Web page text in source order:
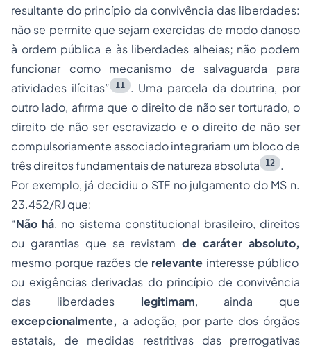
resultante do princípio da convivência das liberdades:
não se permite que sejam exercidas de modo danoso
à ordem pública e às liberdades alheias; não podem
funcionar como mecanismo de salvaguarda para
atividades ilícitas”
11
. Uma parcela da doutrina, por
outro lado, afirma que o direito de não ser torturado, o
direito de não ser escravizado e o direito de não ser
compulsoriamente associado integrariam um bloco de
três direitos fundamentais de natureza absoluta
12
.
Por exemplo, já decidiu o STF no julgamento do MS n.
23.452/RJ que:
“Não há, no sistema constitucional brasileiro, direitos
ou garantias que se revistamde caráter absoluto,
mesmo porque razões de relevante interesse público
ou exigências derivadas do princípio de convivência
das liberdades legitimam, ainda que
excepcionalmente, a adoção, por parte dos órgãos
estatais, de medidas restritivas das prerrogativas